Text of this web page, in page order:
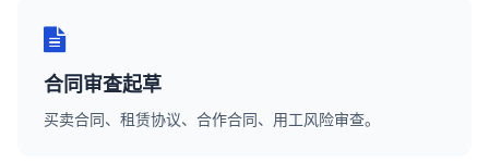
合同审查起草
买卖合同、租赁协议、合作合同、用工风险审查。